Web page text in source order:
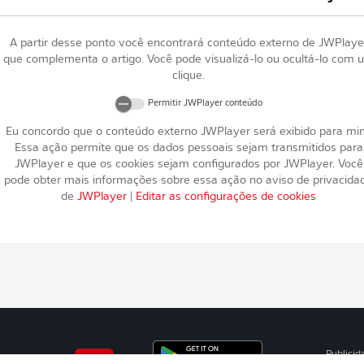
A partir desse ponto você encontrará conteúdo externo de
que complementa o artigo. Você pode visualizá-lo ou ocultá-lo com
clique.
Permitir JWPlayerconteúdo
Eu concordo que o conteúdo externo JWPlayerserá exibido para
Essa ação permite que os dados pessoais sejam transmitidos para
JWPlayere que os cookies sejam configurados por JWPlayer. Você
pode obter mais informações sobre essa ação no aviso de
de JWPlayer Editar as configurações de cookies